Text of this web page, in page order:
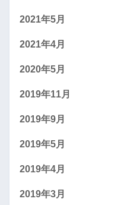
2021年5月
2021年4月
2020年5月
2019年11月
2019年9月
2019年5月
2019年4月
2019年3月